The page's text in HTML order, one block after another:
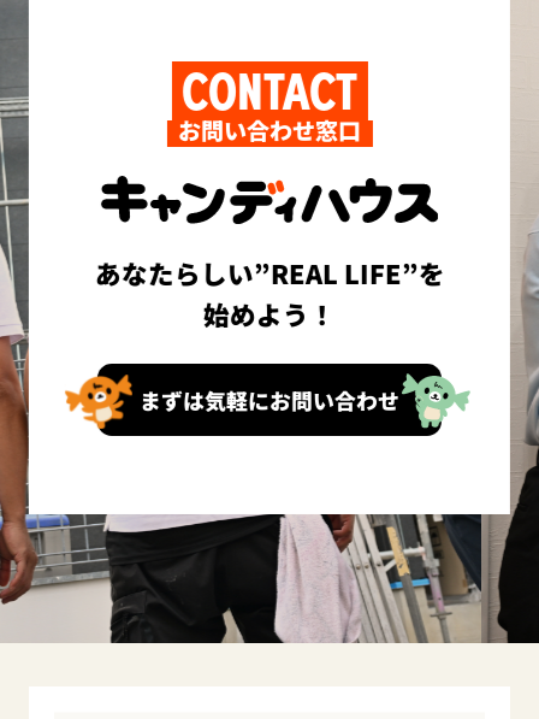
CONTACT
お問い合わせ窓口
あなたらしい”REAL LIFE”を
始めよう！
まずは気軽にお問い合わせ